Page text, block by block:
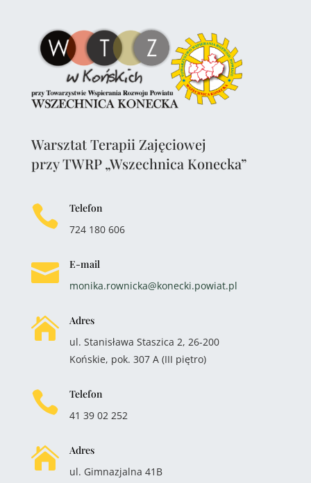
Warsztat Terapii Zajęciowej
przy TWRP „Wszechnica Konecka”

Telefon
724 180 606

E-mail
monika.rownicka@konecki.powiat.pl

Adres
ul. Stanisława Staszica 2, 26-200
Końskie, pok. 307 A (III piętro)

Telefon
41 39 02 252

Adres
ul. Gimnazjalna 41B